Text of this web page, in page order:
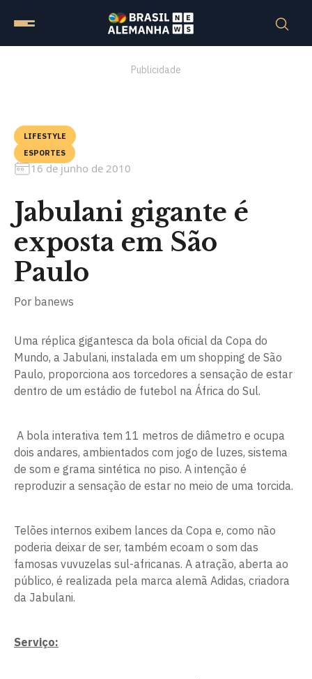
Publicidade
LIFESTYLE
ESPORTES
16 de junho de 2010
Jabulani gigante é
exposta em São
Paulo
Por banews
Uma réplica gigantesca da bola oficial da Copa do
Mundo, a Jabulani, instalada em um shopping de São
Paulo, proporciona aos torcedores a sensação de estar
dentro de um estádio de futebol na África do Sul.
A bola interativa tem 11 metros de diâmetro e ocupa
dois andares, ambientados com jogo de luzes, sistema
de som e grama sintética no piso. A intenção é
reproduzir a sensação de estar no meio de uma torcida.
Telões internos exibem lances da Copa e, como não
poderia deixar de ser, também ecoam o som das
famosas vuvuzelas sul-africanas. A atração, aberta ao
público, é realizada pela marca alemã Adidas, criadora
da Jabulani.
Serviço: